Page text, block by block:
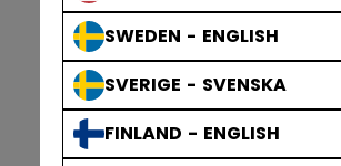
SWEDEN - ENGLISH
SVERIGE - SVENSKA
FINLAND - ENGLISH